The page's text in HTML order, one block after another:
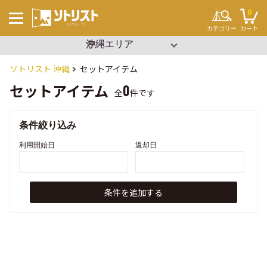
カテゴリー
0
カート
ソトリスト 沖縄 セットアイテム
セットアイテム 全0件です
条件絞り込み
利用開始日 返却日
条件を追加する
▼ エリアを選択
キーワードから探す
#ソロキャンプ
#ファミリーキャンプ
#ワンポール
#パップテント
#寝袋
#コット
#ビーチパーティー
#設営簡単
チェア・テーブル